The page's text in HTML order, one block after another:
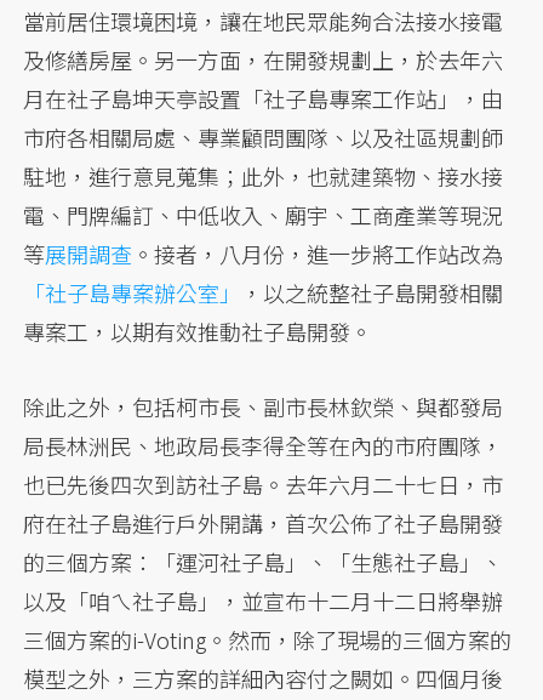
當前居住環境困境，讓在地民眾能夠合法接水接電
及修繕房屋。另一方面，在開發規劃上，於去年六
月在社子島坤天亭設置「社子島專案工作站」，由
市府各相關局處、專業顧問團隊、以及社區規劃師
駐地，進行意見蒐集；此外，也就建築物、接水接
電、門牌編訂、中低收入、廟宇、工商產業等現況
等展開調查 。接者，八月份，進一步將工作站改為
「社子島專案辦公室」
，以之統整社子島開發相關
專案工，以期有效推動社子島開發。
除此之外，包括柯市長、副市長林欽榮、與都發局
局長林洲民、地政局長李得全等在內的市府團隊，
也已先後四次到訪社子島。去年六月二十七日，市
府在社子島進行戶外開講，首次公佈了社子島開發
的三個方案：「運河社子島」、「生態社子島」、
以及「咱ㄟ社子島」，並宣布十二月十二日將舉辦
三個方案的i-Voting。然而，除了現場的三個方案的
模型之外，三方案的詳細內容付之闕如。四個月後